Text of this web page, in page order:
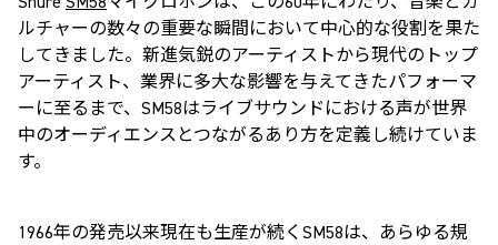
ルチャーの数々の重要な瞬間において中心的な役割を果た
してきました。新進気鋭のアーティストから現代のトップ
アーティスト、業界に多大な影響を与えてきたパフォーマ
ーに至るまで、 SM58はライブサウンドにおける声が世界
中のオーディエンスとつながるあり方を定義し続けていま
す。
1966年の発売以来現在も生産が続く SM58は、あらゆる規